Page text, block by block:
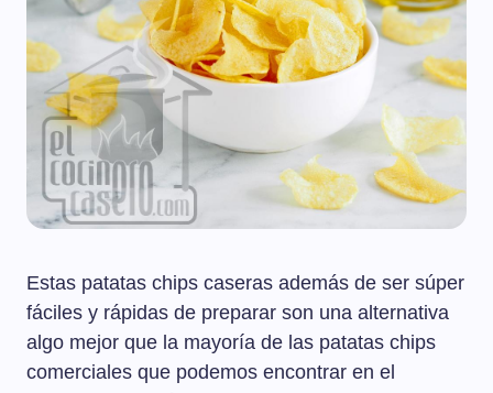
Estas patatas chips caseras además de ser súper
fáciles y rápidas de preparar son una alternativa
algo mejor que la mayoría de las patatas chips
comerciales que podemos encontrar en el